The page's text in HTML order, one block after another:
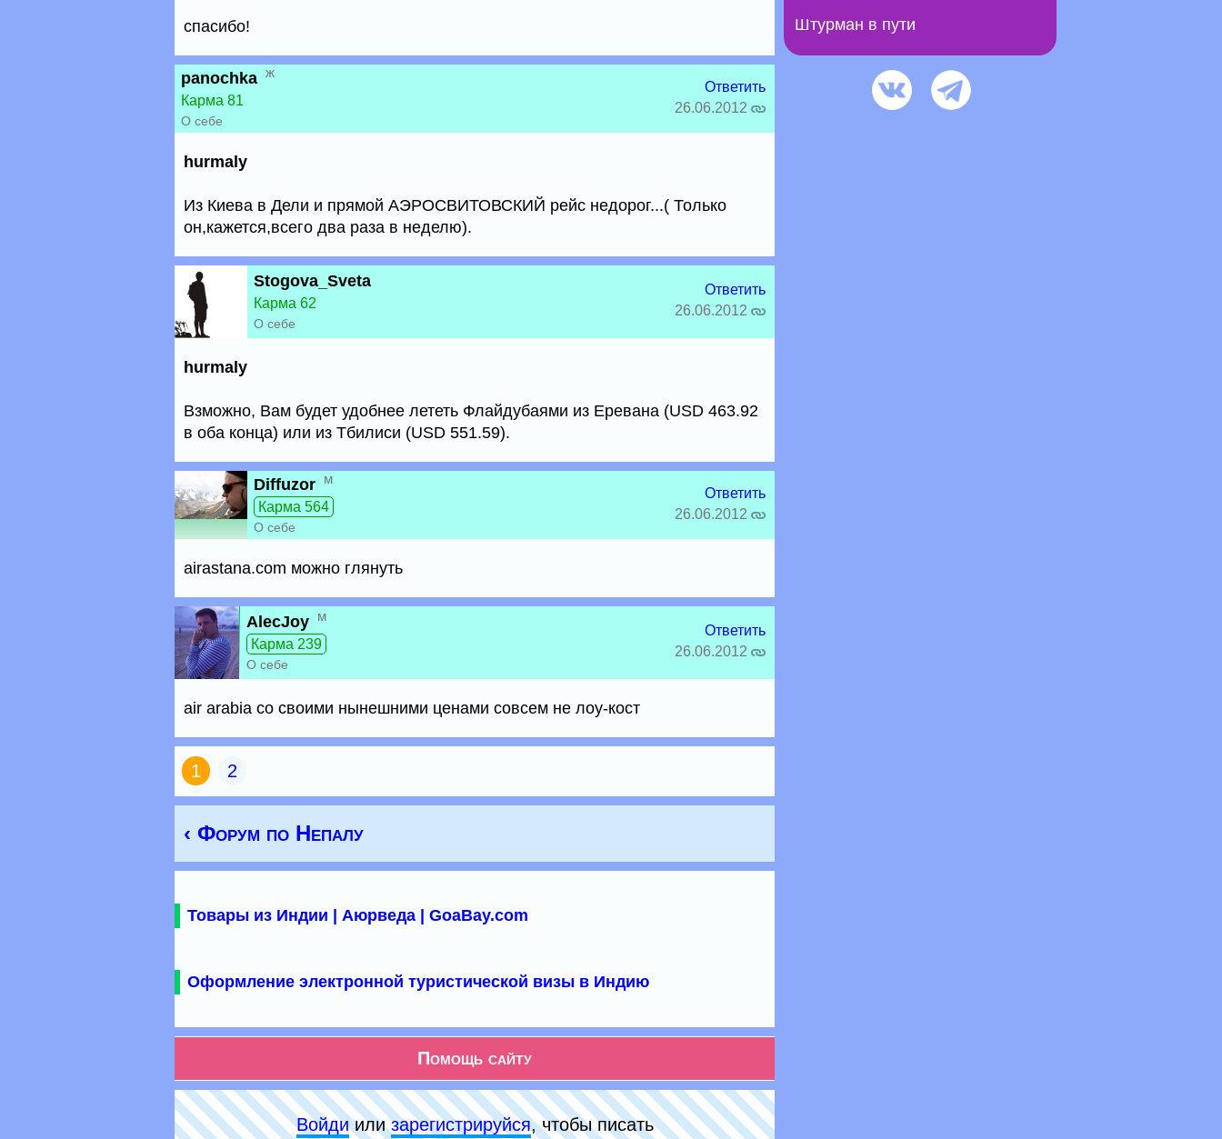
спасибо!
panochka ж
Карма 81
О себе
Ответить
26.06.2012
hurmaly
Из Киева в Дели и прямой АЭРОСВИТОВСКИЙ рейс недорог...( Только
он,кажется,всего два раза в неделю).
Stogova_Sveta
Карма 62
О себе
Ответить
26.06.2012
hurmaly
Взможно, Вам будет удобнее лететь Флайдубаями из Еревана (USD 463.92
в оба конца) или из Тбилиси (USD 551.59).
Diffuzor м
Карма 564
О себе
Ответить
26.06.2012
airastana.com можно глянуть
AlecJoy м
Карма 239
О себе
Ответить
26.06.2012
air arabia со своими нынешними ценами совсем не лоу-кост
1 2
‹ Форум по Непалу
Товары из Индии | Аюрведа | GoaBay.com
Оформление электронной туристической визы в Индию
Помощь сайту
Войдиилизарeгиcтpируйся, чтобы писать
Штурман в пути